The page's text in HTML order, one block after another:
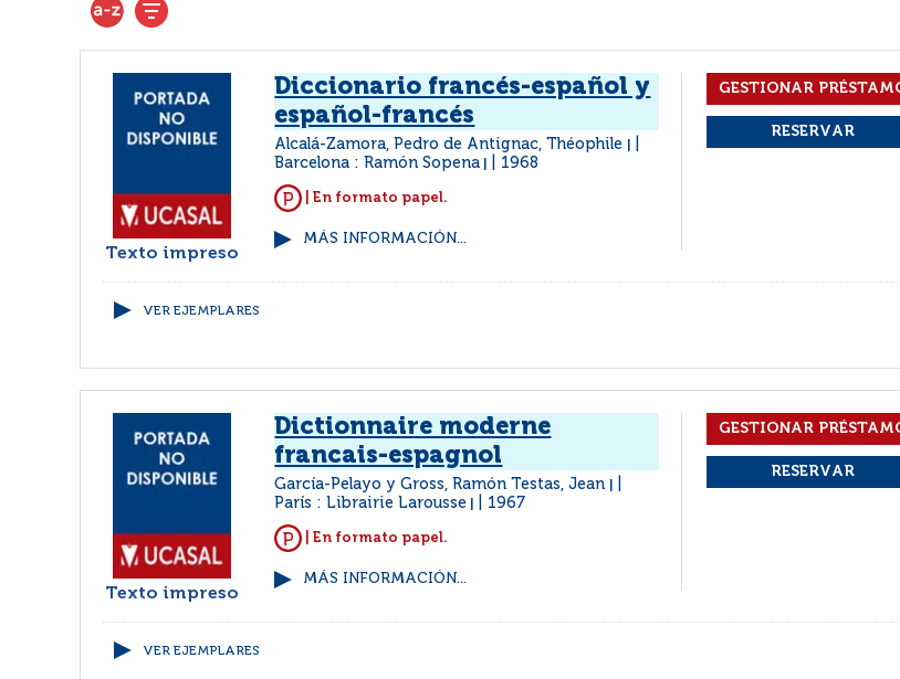
Texto impreso
Diccionario francés-español y
español-francés
Alcalá-Zamora, Pedro de Antignac, Théophile
Barcelona : Ramón Sopena 1968
| En formato papel.
MÁS INFORMACIÓN...
VER EJEMPLARES
Texto impreso
Dictionnaire moderne
francais-espagnol
García-Pelayo y Gross, Ramón Testas, Jean
París : Librairie Larousse 1967
| En formato papel.
MÁS INFORMACIÓN...
VER EJEMPLARES